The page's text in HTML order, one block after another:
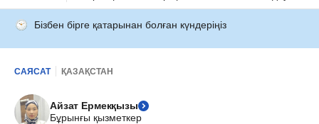
Бізбен бірге қатарынан болған күндеріңіз
САЯСАТ ҚАЗАҚСТАН
Айзат Ермекқызы
Бұрынғы қызметкер